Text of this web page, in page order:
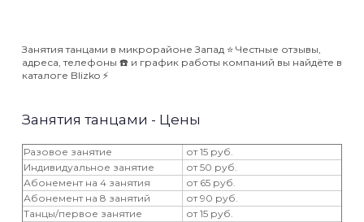
Занятия танцами в микрорайоне Запад ⭐️ Честные отзывы,
адреса, телефоны ☎️ и график работы компаний вы найдёте в
каталоге Blizko ⚡️
Занятия танцами - Цены
Разовое занятие
от 15 руб.
Индивидуальное занятие
от 50 руб.
Абонемент на 4 занятия
от 65 руб.
Абонемент на 8 занятий
от 90 руб.
Танцы/первое занятие
от 15 руб.